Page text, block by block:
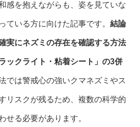
を抱えながらも、姿を見ていな
ている方に向けた記事です。 結論
実にネズミの存在を確認する方法
ックライト・粘着シート」の3併
では警戒心の強いクマネズミやス
リスクが残るため、複数の科学的
せる必要があります。